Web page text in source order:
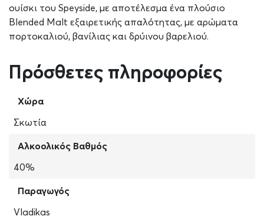
ουίσκι του Speyside, με αποτέλεσμα ένα πλούσιο
Blended Malt εξαιρετικής απαλότητας, με αρώματα
πορτοκαλιού, βανίλιας και δρύινου βαρελιού.
Πρόσθετες πληροφορίες
Χώρα
Σκωτία
Αλκοολικός Βαθμός
40%
Παραγωγός
Vladikas